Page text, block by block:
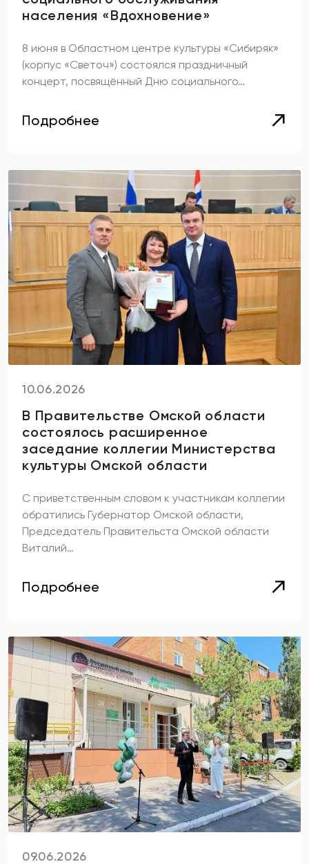
населения «Вдохновение»
8 июня в Областном центре культуры «Сибиряк»
(корпус «Светоч») состоялся праздничный
концерт, посвящённый Дню социального…
Подробнее
10.06.2026
В Правительстве Омской области
состоялось расширенное
заседание коллегии Министерства
культуры Омской области
С приветственным словом к участникам коллегии
обратились Губернатор Омской области,
Председатель Правительста Омской области
Виталий…
Подробнее
09.06.2026